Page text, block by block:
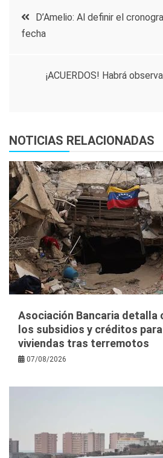
Navegación
entradas
D’Amelio: Al definir el
fecha
¡ACUERDOS! Habrá
NOTICIAS RELACIONADAS
Asociación Bancaria detalla
los subsidios y créditos
viviendas tras terremotos
07/08/2026